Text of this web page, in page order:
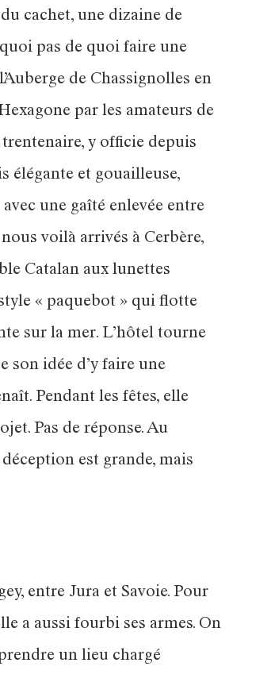
cachet, une dizaine de
pas de quoi faire une
de Chassignolles en
par les amateurs de
y officie depuis
élégante et gouailleuse,
une gaîté enlevée entre
voilà arrivés à Cerbère,
Catalan aux lunettes
« paquebot » qui flotte
sur la mer. L’hôtel tourne
son idée d’y faire une
Pendant les fêtes, elle
Pas de réponse. Au
est grande, mais
entre Jura et Savoie. Pour
a aussi fourbi ses armes. On
un lieu chargé